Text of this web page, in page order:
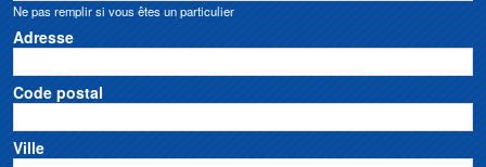
Ne pas remplir si vous êtes un particulier
Adresse
Code postal
Ville